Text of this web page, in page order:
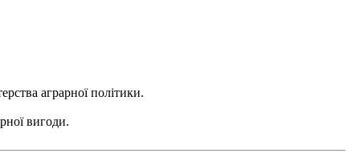
аграрної політики.
вигоди.